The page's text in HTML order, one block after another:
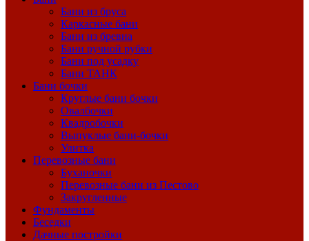
Бани из бруса
Каркасные бани
Бани из бревна
Бани ручной рубки
Бани под усадку
Бани ТАНК
Бани бочки
Круглые бани бочки
Овалбочки
Квадробочки
Выпуклые бани-бочки
Улитка
Перевозные бани
Буханочки
Перевозные бани из Пестово
Закругленные
Фундаменты
Беседки
Дачные постройки